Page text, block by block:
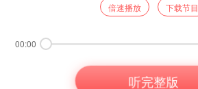
倍速播放 下载节目
00:00
听完整版